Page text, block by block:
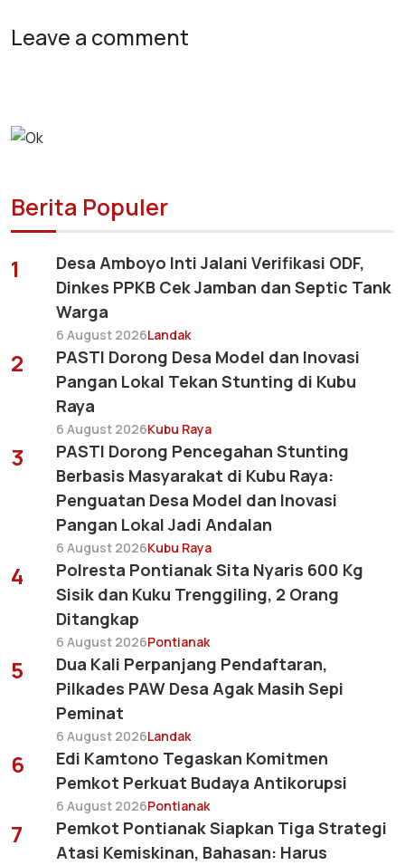
Leave a comment
Berita Populer
1
Desa Amboyo Inti Jalani Verifikasi ODF,
Dinkes PPKB Cek Jamban dan Septic Tank
Warga
6 August 2026Landak
2
PASTI Dorong Desa Model dan Inovasi
Pangan Lokal Tekan Stunting di Kubu
Raya
6 August 2026Kubu Raya
3
PASTI Dorong Pencegahan Stunting
Berbasis Masyarakat di Kubu Raya:
Penguatan Desa Model dan Inovasi
Pangan Lokal Jadi Andalan
6 August 2026Kubu Raya
4
Polresta Pontianak Sita Nyaris 600 Kg
Sisik dan Kuku Trenggiling, 2 Orang
Ditangkap
6 August 2026Pontianak
5
Dua Kali Perpanjang Pendaftaran,
Pilkades PAW Desa Agak Masih Sepi
Peminat
6 August 2026Landak
6
Edi Kamtono Tegaskan Komitmen
Pemkot Perkuat Budaya Antikorupsi
6 August 2026Pontianak
7
Pemkot Pontianak Siapkan Tiga Strategi
Atasi Kemiskinan, Bahasan: Harus